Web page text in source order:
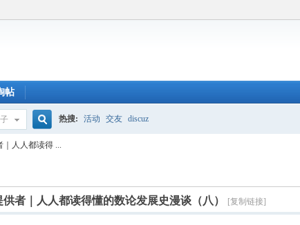
帖
搜
索
热搜: 活动 交友 discuz
｜人人都读得 ...
者｜人人都读得懂的数论发展史漫谈（八） [复制链接]